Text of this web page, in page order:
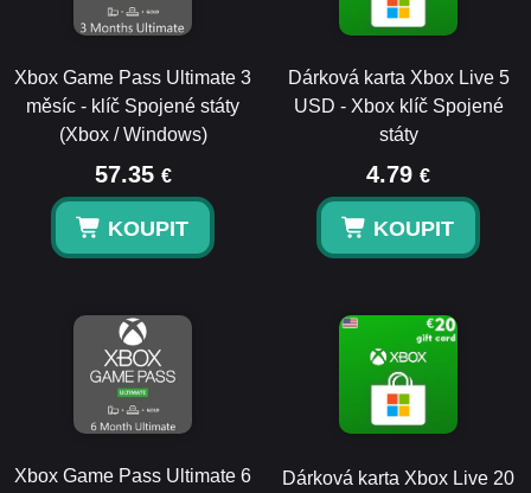
Xbox Game Pass Ultimate 3
měsíc - klíč Spojené státy
(Xbox / Windows)
57.35 €
KOUPIT
Dárková karta Xbox Live 5
USD - Xbox klíč Spojené
státy
4.79 €
KOUPIT
Xbox Game Pass Ultimate 6
Dárková karta Xbox Live 20